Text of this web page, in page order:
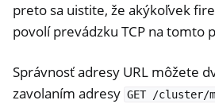
preto sa uistite, že akýkoľvek
povolí prevádzku TCP na tomto
Správnosť adresy URL môžete
zavolaním adresy GET /cluster/